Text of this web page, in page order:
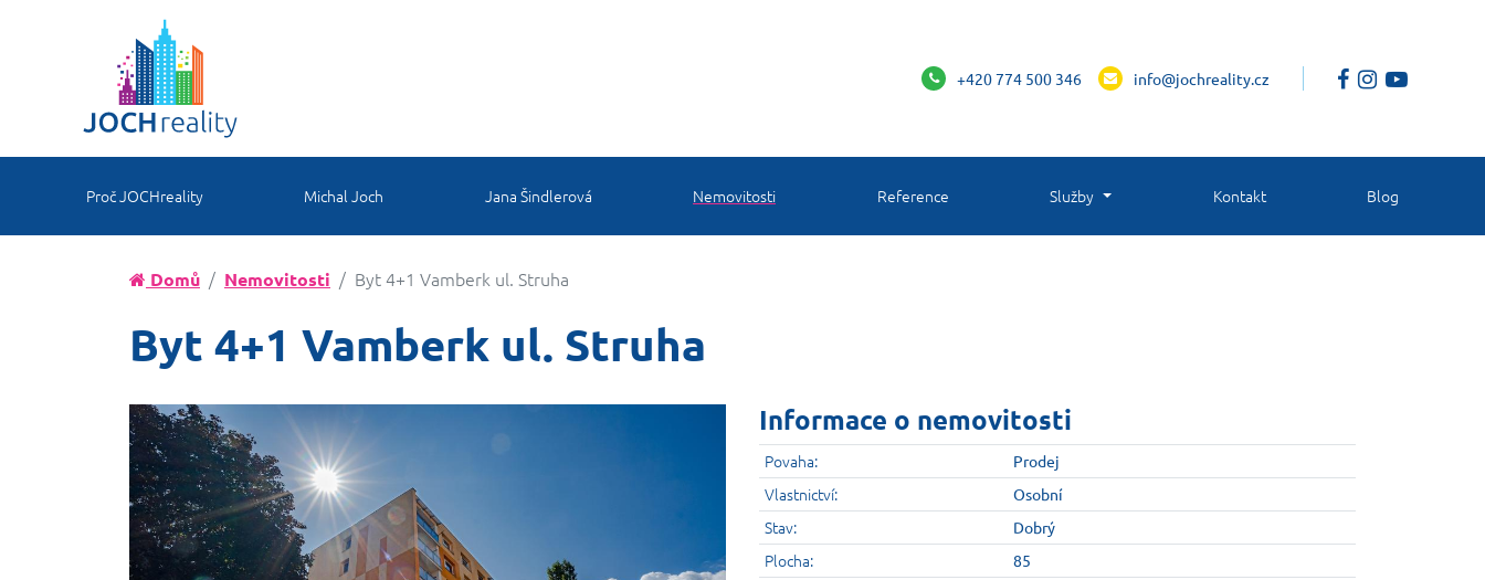
+420 774 500 346 info@jochreality.cz
Proč JOCHreality Michal Joch Jana Šindlerová Nemovitosti Reference Služby Kontakt Blog
Domů Nemovitosti Byt 4+1 Vamberk ul. Struha
Byt 4+1 Vamberk ul. Struha
Informace o nemovitosti
Povaha: Prodej
Vlastnictví: Osobní
Stav: Dobrý
Plocha: 85